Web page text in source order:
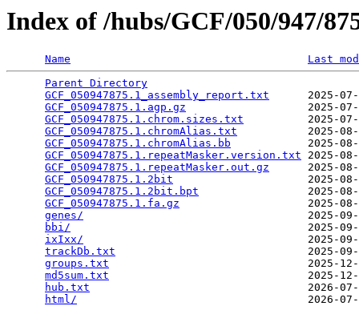
Index of /hubs/GCF/050/947/
Name
Last
Parent Directory
GCF_050947875.1_assembly_report.txt
2025-
GCF_050947875.1.agp.gz
2025-
GCF_050947875.1.chrom.sizes.txt
2025-
GCF_050947875.1.chromAlias.txt
2025-
GCF_050947875.1.chromAlias.bb
2025-
GCF_050947875.1.repeatMasker.version.txt 2025-
GCF_050947875.1.repeatMasker.out.gz
2025-
GCF_050947875.1.2bit
2025-
GCF_050947875.1.2bit.bpt
2025-
GCF_050947875.1.fa.gz
2025-
genes/
2025-
bbi/
2025-
ixIxx/
2025-
trackDb.txt
2025-
groups.txt
2025-
md5sum.txt
2025-
hub.txt
2026-
html/